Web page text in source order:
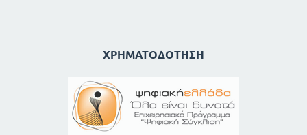
ΧΡΗΜΑΤΟΔΌΤΗΣΗ